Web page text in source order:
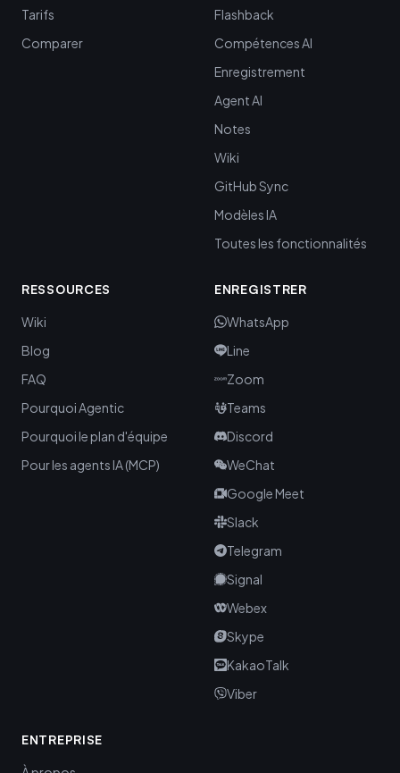
Tarifs
Comparer
Flashback
Compétences AI
Enregistrement
Agent AI
Notes
Wiki
GitHub Sync
Modèles IA
Toutes les fonctionnalités
RESSOURCES
Wiki
Blog
FAQ
Pourquoi Agentic
Pourquoi le plan d'équipe
Pour les agents IA (MCP)
ENREGISTRER
WhatsApp
Line
Zoom
Teams
Discord
WeChat
Google Meet
Slack
Telegram
Signal
Webex
Skype
KakaoTalk
Viber
ENTREPRISE